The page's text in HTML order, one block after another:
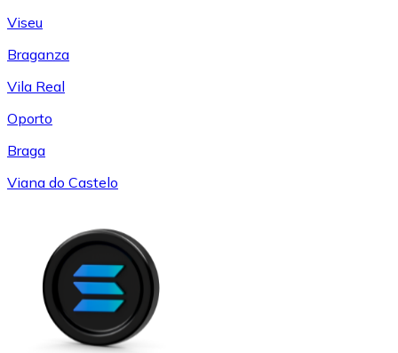
Viseu
Braganza
Vila Real
Oporto
Braga
Viana do Castelo